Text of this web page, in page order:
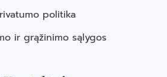
politika
ir grąžinimo sąlygos